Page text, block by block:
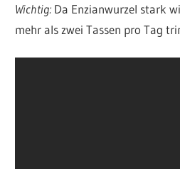
Wichtig: Da Enzianwurzel stark
mehr als zwei Tassen pro Tag